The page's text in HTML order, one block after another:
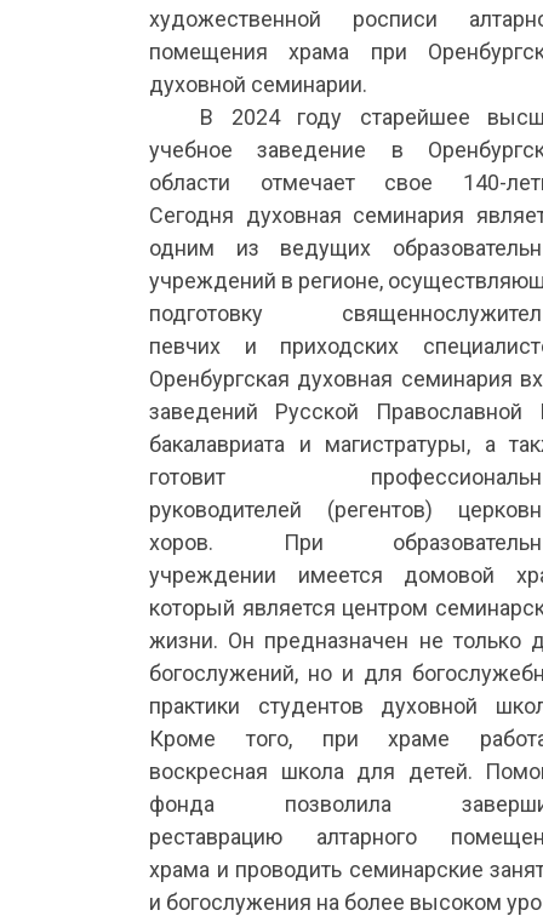
художественной росписи
помещения храма при
духовной семинарии.
В 2024 году старейшее
учебное заведение в
области отмечает свое 140-
Сегодня духовная семинария
одним из ведущих
учреждений в регионе,
подготовку
певчих и приходских
Оренбургская духовная семинария
заведений Русской Православной
бакалавриата и магистратуры, а
готовит
руководителей (регентов)
хоров. При
учреждении имеется домовой
который является центром
жизни. Он предназначен не только
богослужений, но и для
практики студентов духовной
Кроме того, при храме
воскресная школа для детей.
фонда позволила
реставрацию алтарного
храма и проводить семинарские
и богослужения на более высоком